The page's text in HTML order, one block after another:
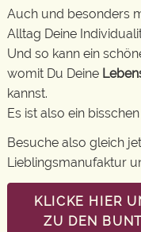
Auch und besonders
Alltag Deine
Und so kann ein
womit Du Deine
kannst.
Es ist also ein
Besuche also gleich
Lieblingsmanufaktur
KLICKE HIER
ZU DEN